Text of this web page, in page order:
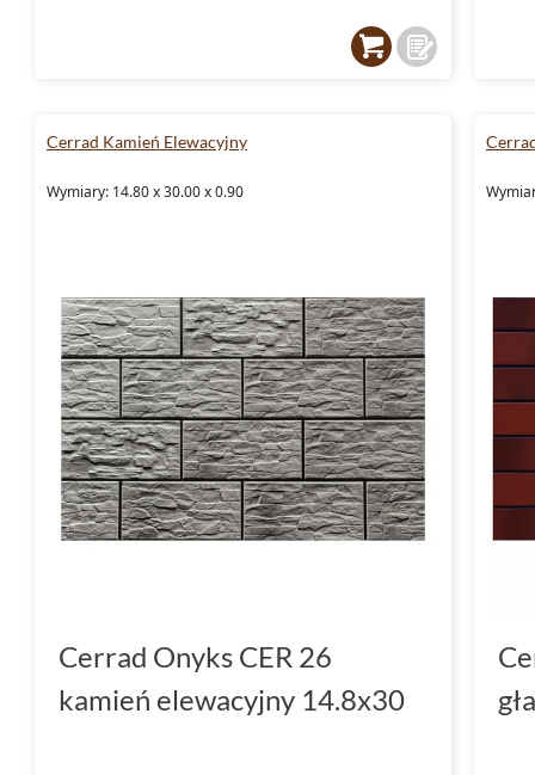
Cerrad Kamień Elewacyjny
Wymiary: 14.80 x 30.00 x 0.90
Cerrad Onyks CER 26
kamień elewacyjny 14.8x30